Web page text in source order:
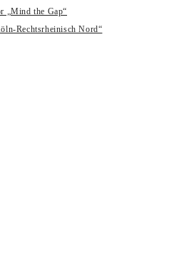
„Mind the Gap“
Rechtsrheinisch Nord“